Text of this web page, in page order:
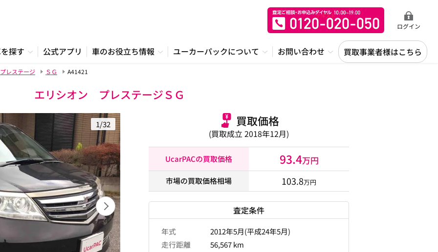
ログイン
探す 公式アプリ 車のお役立ち情報 ユーカーパックについて お問い合わせ 買取事業者様はこちら
レステージ ＳＧ A41421
エリシオン プレステージＳＧ
1/32 買取価格
(買取成立 2018年12月)
UcarPACの買取価格 93.4万円
市場の買取価格相場 103.8万円
査定条件
年式
2012年5月(平成24年5月)
走行距離
56,567 km